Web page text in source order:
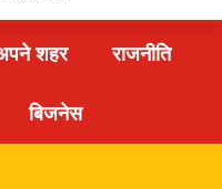
शहर राजनीति
बिजनेस